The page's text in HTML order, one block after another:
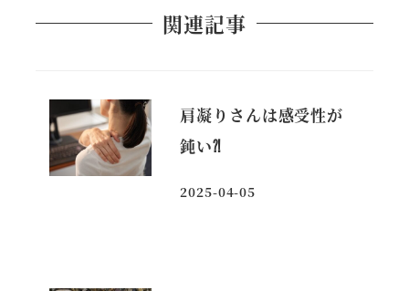
関連記事
肩凝りさんは感受性が
鈍い⁈
投稿日
2025-04-05